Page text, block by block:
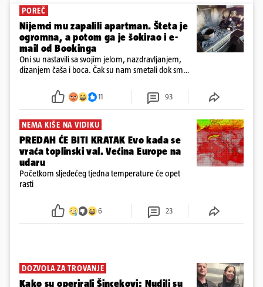
POREČ
Nijemci mu zapalili apartman. Šteta je
ogromna, a potom ga je šokirao i e-
mail od Bookinga
Oni su nastavili sa svojim jelom, nazdravljanjem,
dizanjem čaša i boca. Čak su nam smetali dok smo
požar, rekao je vlasnik
11 93
NEMA KIŠE NA VIDIKU
PREDAH ĆE BITI KRATAK Evo kada se
vraća toplinski val. Većina Europe na
udaru
Početkom sljedećeg tjedna temperature će opet
rasti
6 23
DOZVOLA ZA TROVANJE
Kako su operirali Šincekovi: Nudili su